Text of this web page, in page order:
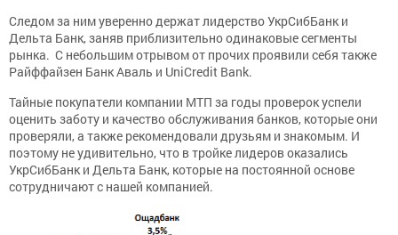
Следом за ним уверенно держат лидерство УкрСибБанк и
Дельта Банк, заняв приблизительно одинаковые сегменты
рынка. С небольшим отрывом от прочих проявили себя также
Райффайзен Банк Аваль и UniCredit Bank.
Тайные покупатели компании МТП за годы проверок успели
оценить заботу и качество обслуживания банков, которые они
проверяли, а также рекомендовали друзьям и знакомым. И
поэтому не удивительно, что в тройке лидеров оказались
УкрСибБанк и Дельта Банк, которые на постоянной основе
сотрудничают с нашей компанией.